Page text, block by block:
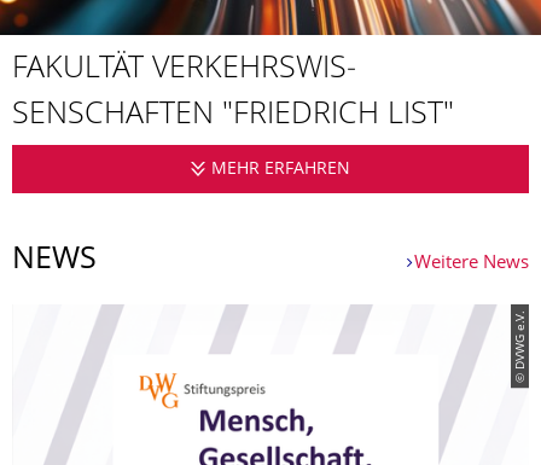
FAKULTÄT VERKEHRSWIS­
SENSCHAFTEN "FRIEDRICH LIST"
MEHR ERFAHREN
NEWS Weitere News
© DVWG e.V.